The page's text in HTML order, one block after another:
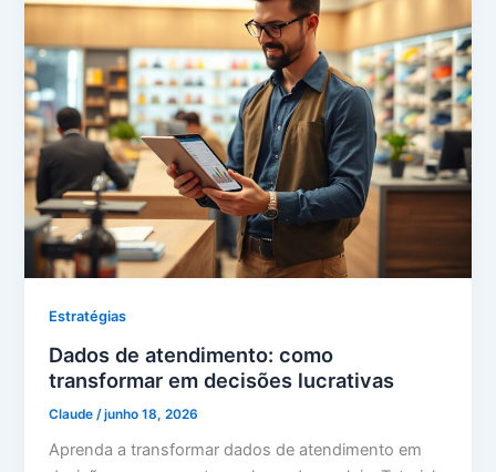
Estratégias
Dados de atendimento: como
transformar em decisões lucrativas
Claude /junho 18, 2026
Aprenda a transformar dados de atendimento em